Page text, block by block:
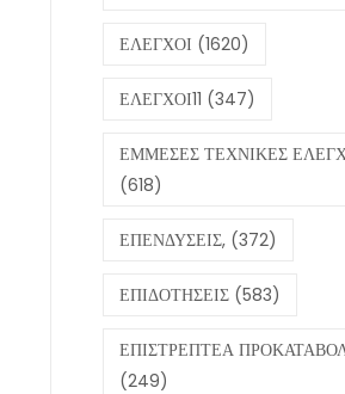
ΕΛΕΓΧΟΙ (1620)
ΕΛΕΓΧΟΙ11 (347)
ΕΜΜΕΣΕΣ ΤΕΧΝΙΚΕΣ
(618)
ΕΠΕΝΔΥΣΕΙΣ, (372)
ΕΠΙΔΟΤΗΣΕΙΣ (583)
ΕΠΙΣΤΡΕΠΤΕΑ
(249)